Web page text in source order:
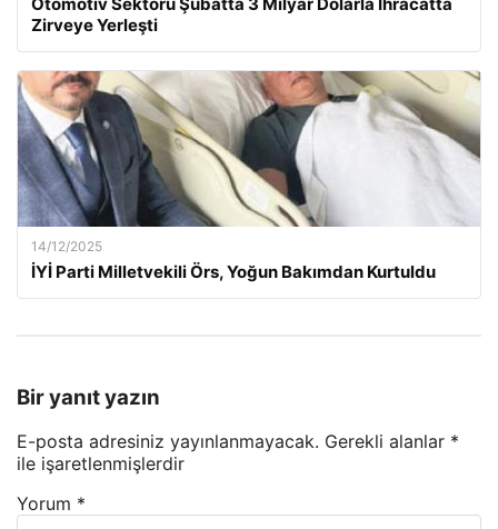
Zirveye Yerleşti
14/12/2025
İYİ Parti Milletvekili Örs, Yoğun Bakımdan Kurtuldu
Bir yanıt yazın
E-posta adresiniz yayınlanmayacak. Gerekli alanlar *
ile işaretlenmişlerdir
Yorum *